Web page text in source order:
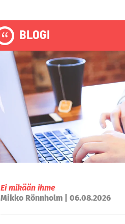
BLOGI
Ei mikään ihme
Mikko Rönnholm | 06.08.2026